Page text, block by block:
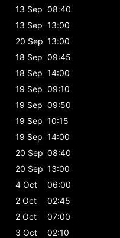
13 Sep 08:40
13 Sep 13:00
20 Sep 13:00
18 Sep 09:45
18 Sep 14:00
19 Sep 09:10
19 Sep 09:50
19 Sep 10:15
19 Sep 14:00
20 Sep 08:40
20 Sep 13:00
4 Oct
06:00
2 Oct
02:45
2 Oct
07:00
3 Oct
02:10